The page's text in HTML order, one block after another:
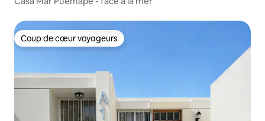
Coup de cœur voyageurs
Coup de cœur voyageurs